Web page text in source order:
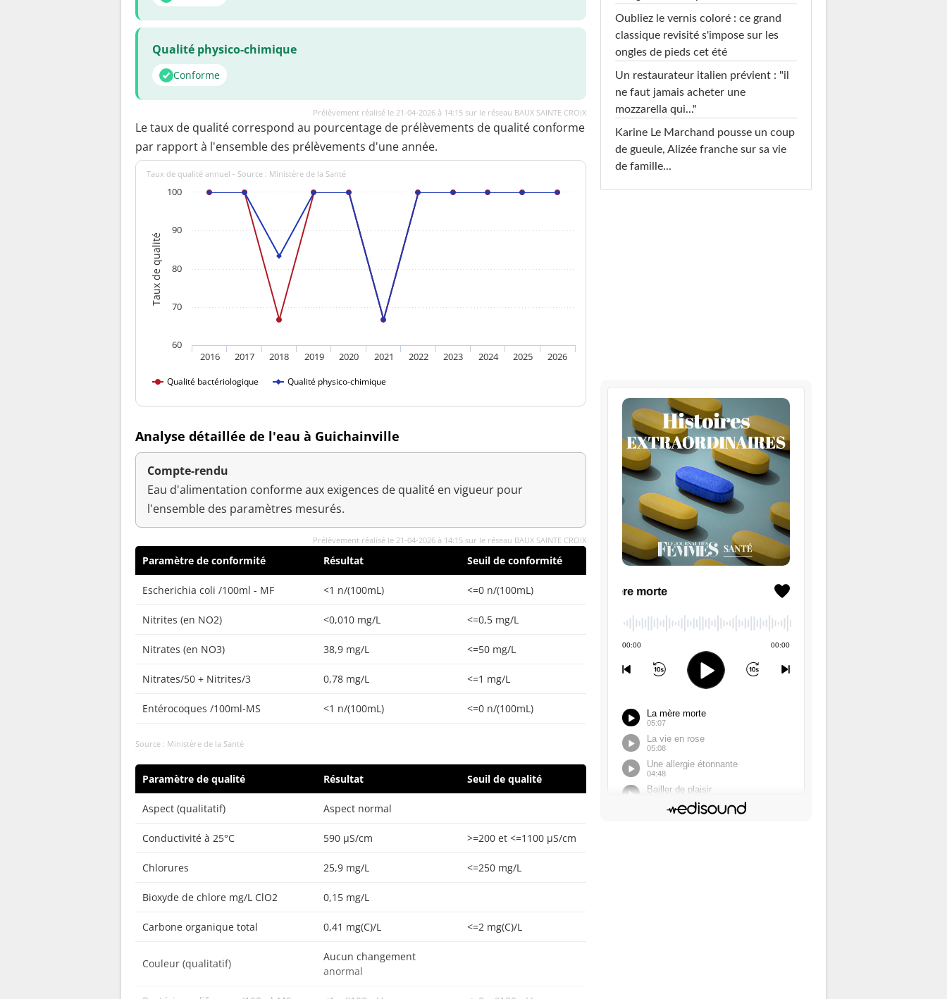
Qualité physico-chimique
Conforme
Prélèvement réalisé le 21-04-2026 à 14:15 sur le réseau BAUX SAINTE CROIX
Le taux de qualité correspond au pourcentage de prélèvements de qualité conforme
par rapport à l'ensemble des prélèvements d'une année.
Taux de qualité
Taux de qualité annuel - Source : Ministère de la Santé
Qualité bactériologique Qualité physico-chimique
2016 2017 2018 2019 2020 2021 2022 2023 2024 2025 2026
60
70
80
90
100
Analyse détaillée de l'eau à Guichainville
Compte-rendu
Eau d'alimentation conforme aux exigences de qualité en vigueur pour
l'ensemble des paramètres mesurés.
Prélèvement réalisé le 21-04-2026 à 14:15 sur le réseau BAUX SAINTE CROIX
Paramètre de conformité Résultat Seuil de conformité
Escherichia coli /100ml - MF <1 n/(100mL) <=0 n/(100mL)
Nitrites (en NO2) <0,010 mg/L <=0,5 mg/L
Nitrates (en NO3) 38,9 mg/L <=50 mg/L
Nitrates/50 + Nitrites/3 0,78 mg/L <=1 mg/L
Entérocoques /100ml-MS <1 n/(100mL) <=0 n/(100mL)
Source : Ministère de la Santé
Paramètre de qualité Résultat Seuil de qualité
Aspect (qualitatif) Aspect normal
Conductivité à 25°C 590 µS/cm >=200 et <=1100 µS/cm
Chlorures 25,9 mg/L <=250 mg/L
Bioxyde de chlore mg/L ClO2 0,15 mg/L
Carbone organique total 0,41 mg(C)/L <=2 mg(C)/L
Couleur (qualitatif)
Aucun changement
anormal
Oubliez le vernis coloré : ce grand
classique revisité s'impose sur les
ongles de pieds cet été
Un restaurateur italien prévient : "il
ne faut jamais acheter une
mozzarella qui..."
Karine Le Marchand pousse un coup
de gueule, Alizée franche sur sa vie
de famille...